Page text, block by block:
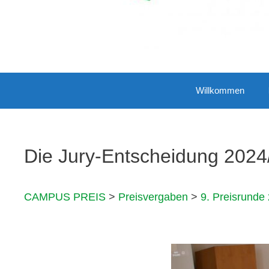
Willkommen
Die Jury-Entscheidung
CAMPUS PREIS > Preisvergaben > 9. Preisrunde